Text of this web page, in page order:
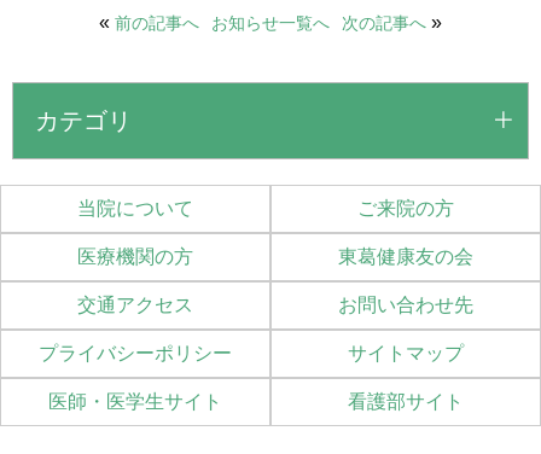
« 前の記事へ お知らせ一覧へ 次の記事へ »
カテゴリ
当院について ご来院の方
医療機関の方 東葛健康友の会
交通アクセス お問い合わせ先
プライバシーポリシー サイトマップ
医師・医学生サイト 看護部サイト